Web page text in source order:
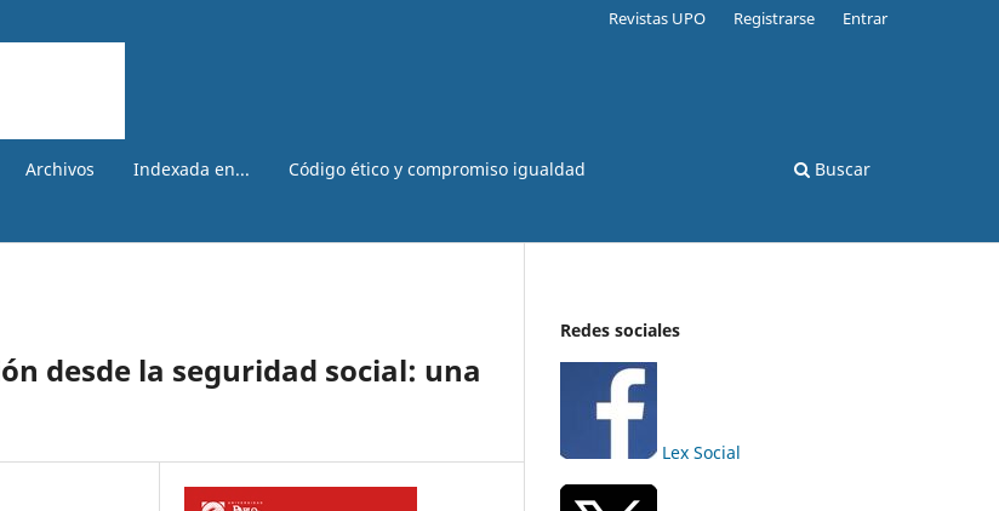
Archivos Indexada en... Código ético y compromiso igualdad Buscar
Revistas UPO Registrarse Entrar
desde la seguridad social: una
Redes sociales
Lex Social